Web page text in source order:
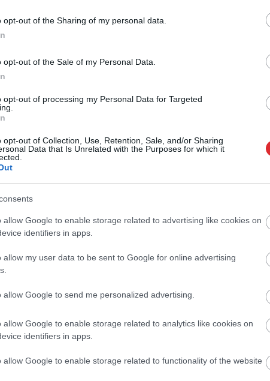
opt-out of the Sharing of my personal data.
opt-out of the Sale of my Personal Data.
opt-out of processing my Personal Data for Targeted
opt-out of Collection, Use, Retention, Sale, and/or Sharing
Data that Is Unrelated with the Purposes for which it
allow Google to enable storage related to advertising like cookies on
identifiers in apps.
allow my user data to be sent to Google for online advertising
allow Google to send me personalized advertising.
allow Google to enable storage related to analytics like cookies on
identifiers in apps.
allow Google to enable storage related to functionality of the website
+27